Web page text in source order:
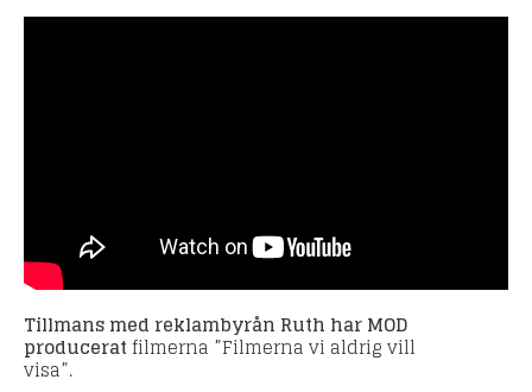
Tillmans med reklambyrån Ruth har MOD
produceratfilmerna ”Filmerna vi aldrig vill
visa”.